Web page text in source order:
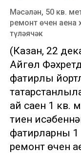
Мәсәлән, 50 кв.
ремонт өчен аена
түләячәк
(Казан, 22
Айгөл
фатирлы
ай саен 1 кв.
тиен
фатирларның
ремонт өчен